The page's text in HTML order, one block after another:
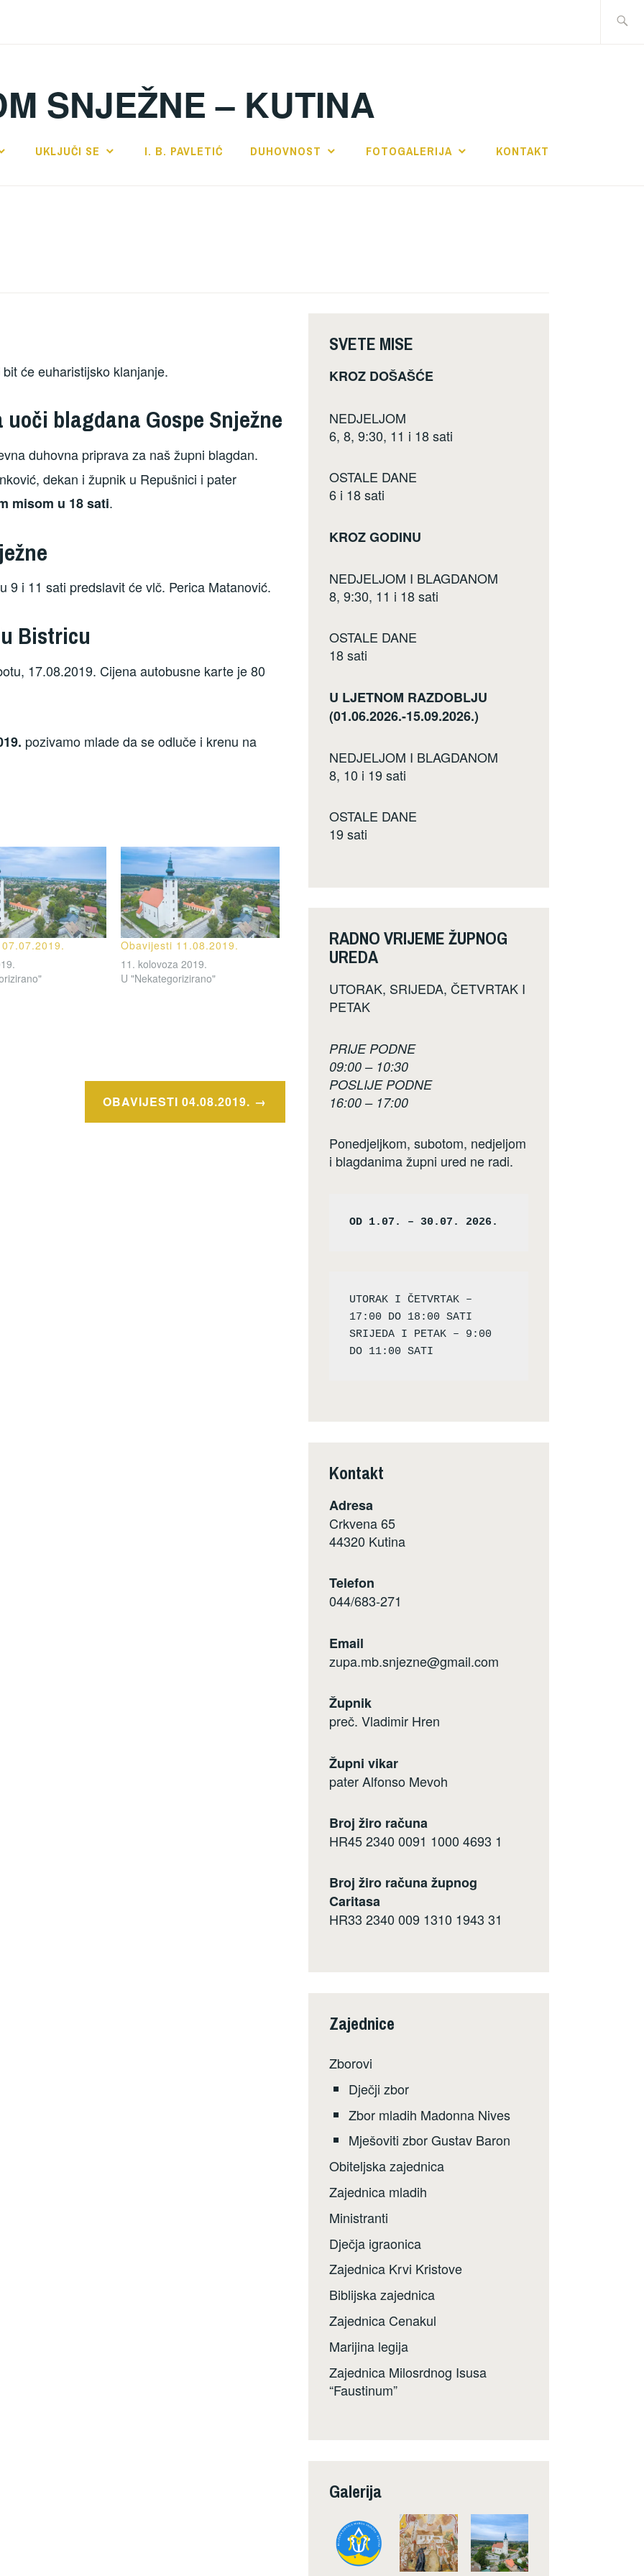
SNJEŽNE – KUTINA
UKLJUČI SE I. B. PAVLETIĆ DUHOVNOST FOTOGALERIJA KONTAKT
će euharistijsko klanjanje.
uoči blagdana Gospe Snježne
duhovna priprava za naš župni blagdan.
dekan i župnik u Repušnici i pater
misom u 18 sati.
9 i 11 sati predslavit će vlč. Perica Matanović.
Bistricu
17.08.2019. Cijena autobusne karte je 80
pozivamo mlade da se odluče i krenu na
Obavijesti 11.08.2019.
11. kolovoza 2019.
U "Nekategorizirano"
OBAVIJESTI 04.08.2019.
SVETE MISE
KROZ DOŠAŠĆE
NEDJELJOM
6, 8, 9:30, 11 i 18 sati
OSTALE DANE
6 i 18 sati
KROZ GODINU
NEDJELJOM I BLAGDANOM
8, 9:30, 11 i 18 sati
OSTALE DANE
18 sati
U LJETNOM RAZDOBLJU
(01.06.2026.-15.09.2026.)
NEDJELJOM I BLAGDANOM
8, 10 i 19 sati
OSTALE DANE
19 sati
RADNO VRIJEME ŽUPNOG
UREDA
UTORAK, SRIJEDA, ČETVRTAK I
PETAK
PRIJE PODNE
09:00 – 10:30
POSLIJE PODNE
16:00 – 17:00
Ponedjeljkom, subotom, nedjeljom
i blagdanima župni ured ne radi.
OD 1.07. – 30.07. 2026.
UTORAK I ČETVRTAK –
17:00 DO 18:00 SATI
SRIJEDA I PETAK – 9:00
Kontakt
Adresa
Crkvena 65
44320 Kutina
Telefon
044/683-271
Email
zupa.mb.snjezne@gmail.com
Župnik
preč. Vladimir Hren
Župni vikar
pater Alfonso Mevoh
Broj žiro računa
HR45 2340 0091 1000 4693 1
Broj žiro računa župnog
Caritasa
HR33 2340 009 1310 1943 31
Zajednice
Zborovi
Dječji zbor
Zbor mladih Madonna Nives
Mješoviti zbor Gustav Baron
Obiteljska zajednica
Zajednica mladih
Ministranti
Dječja igraonica
Zajednica Krvi Kristove
Biblijska zajednica
Zajednica Cenakul
Marijina legija
Zajednica Milosrdnog Isusa
“Faustinum”
Galerija